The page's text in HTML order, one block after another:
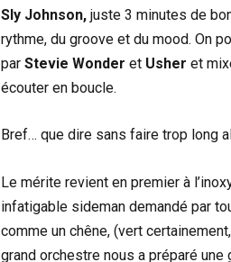
Sly Johnson,juste 3 minutes de
rythme, du groove et du mood. On
par Stevie Wonder et Usher et
écouter en boucle.
Bref… que dire sans faire trop long
Le mérite revient en premier à
infatigable sideman demandé par
comme un chêne, (vert
grand orchestre nous a préparé